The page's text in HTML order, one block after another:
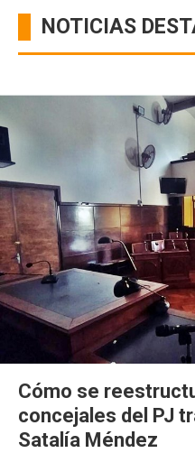
NOTICIAS
Cómo se
concejales del PJ
Satalía Méndez